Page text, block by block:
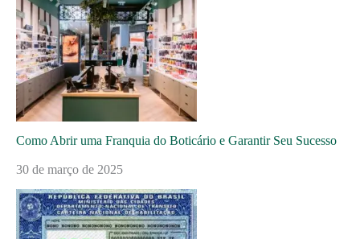
Como Abrir uma Franquia do Boticário e Garantir Seu Sucesso
30 de março de 2025